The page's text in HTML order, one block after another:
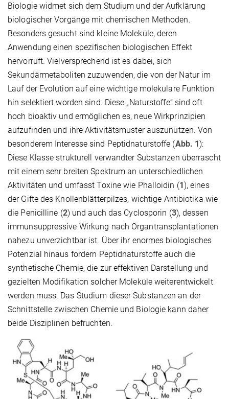
Biologie widmet sich dem Studium und der Aufklärung
biologischer Vorgänge mit chemischen Methoden.
Besonders gesucht sind kleine Moleküle, deren
Anwendung einen spezifischen biologischen Effekt
hervorruft. Vielversprechend ist es dabei, sich
Sekundärmetaboliten zuzuwenden, die von der Natur im
Lauf der Evolution auf eine wichtige molekulare Funktion
hin selektiert worden sind. Diese „Naturstoffe“ sind oft
hoch bioaktiv und ermöglichen es, neue Wirkprinzipien
aufzufinden und ihre Aktivitätsmuster auszunutzen. Von
besonderem Interesse sind Peptidnaturstoffe (Abb. 1):
Diese Klasse strukturell verwandter Substanzen überrascht
mit einem sehr breiten Spektrum an unterschiedlichen
Aktivitäten und umfasst Toxine wie Phalloidin (1), eines
der Gifte des Knollenblätterpilzes, wichtige Antibiotika wie
die Penicilline (2) und auch das Cyclosporin (3), dessen
immunsuppressive Wirkung nach Organtransplantationen
nahezu unverzichtbar ist. Über ihr enormes biologisches
Potenzial hinaus fordern Peptidnaturstoffe auch die
synthetische Chemie, die zur effektiven Darstellung und
gezielten Modifikation solcher Moleküle weiterentwickelt
werden muss. Das Studium dieser Substanzen an der
Schnittstelle zwischen Chemie und Biologie kann daher
beide Disziplinen befruchten.